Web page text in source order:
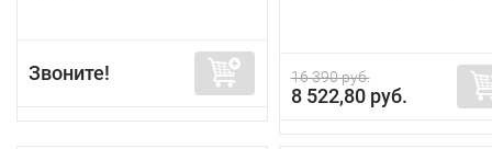
Звоните! 16 390 руб.
8 522,80 руб.